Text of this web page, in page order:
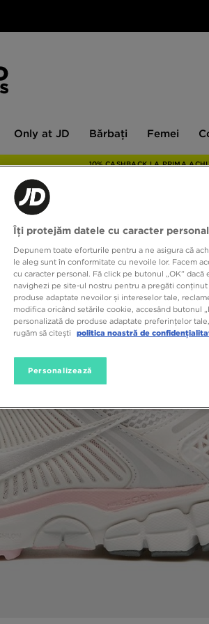
JD
Only at JD Bărbați Femei
10% CASHBACK LA PRIMA
Îți protejăm datele cu caracter personal
Depunem toate eforturile pentru a ne asigura că
le aleg sunt în conformitate cu nevoile lor. Facem
cu caracter personal. Fă click pe butonul „OK”
navighezi pe site-ul nostru pentru a pregăti
produse adaptate nevoilor și intereselor tale,
modifica oricând setările cookie, accesând butonul
personalizată de produse adaptate preferințelor
rugăm să citești
politica noastră de
Personalizează